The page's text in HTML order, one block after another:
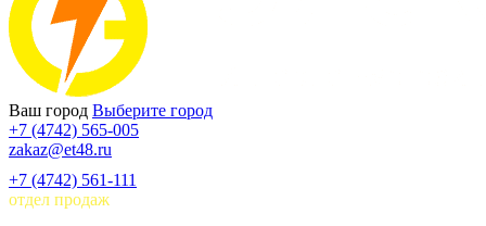
Ваш город Выберите город
+7 (4742) 565-005
zakaz@et48.ru
+7 (4742) 561-111
отдел продаж